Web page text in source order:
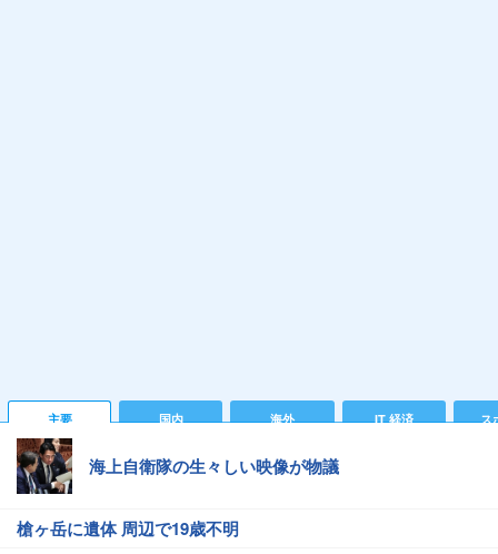
主要 国内 海外 IT 経済 ス
海上自衛隊の生々しい映像が物議
槍ヶ岳に遺体 周辺で19歳不明